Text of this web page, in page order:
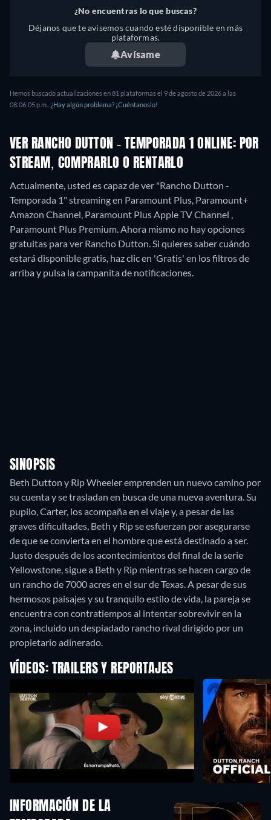
¿No encuentras lo que buscas?
Déjanos que te avisemos cuando esté disponible en más
plataformas.
Avísame
Hemos buscado actualizaciones en81 plataformas el 9 de agosto de 2026a las
08:06:05 p.m.
¿Hay algún problema? ¡Cuéntanoslo!
VER RANCHO DUTTON - TEMPORADA 1 ONLINE: POR
STREAM, COMPRARLO O RENTARLO
Actualmente, usted es capaz de ver "Rancho Dutton -
Temporada 1" streaming en Paramount Plus, Paramount+
Amazon Channel, Paramount Plus Apple TV Channel ,
Paramount Plus Premium.Ahora mismo no hay opciones
gratuitas para ver Rancho Dutton. Si quieres saber cuándo
estará disponible gratis, haz clic en 'Gratis' en los filtros de
arriba y pulsa la campanita de notificaciones.
SINOPSIS
Beth Dutton y Rip Wheeler emprenden un nuevo camino por
su cuenta y se trasladan en busca de una nueva aventura. Su
pupilo, Carter, los acompaña en el viaje y, a pesar de las
graves dificultades, Beth y Rip se esfuerzan por asegurarse
de que se convierta en el hombre que está destinado a ser.
Justo después de los acontecimientos del final de la serie
Yellowstone, sigue a Beth y Rip mientras se hacen cargo de
un rancho de 7000 acres en el sur de Texas. A pesar de sus
hermosos paisajes y su tranquilo estilo de vida, la pareja se
encuentra con contratiempos al intentar sobrevivir en la
zona, incluido un despiadado rancho rival dirigido por un
propietario adinerado.
VÍDEOS: TRAILERS Y REPORTAJES
INFORMACIÓN DE LA